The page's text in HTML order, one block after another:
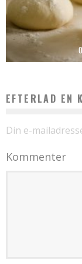
EFTERLAD EN
Din e-
Kommenter